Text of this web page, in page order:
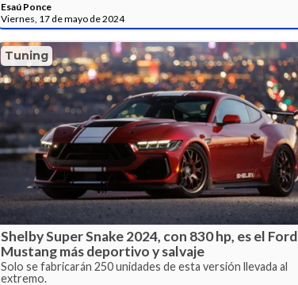
Esaú Ponce
Viernes, 17 de mayo de 2024
Tuning
Shelby Super Snake 2024, con 830 hp, es el Ford
Mustang más deportivo y salvaje
Solo se fabricarán 250 unidades de esta versión llevada al
extremo.